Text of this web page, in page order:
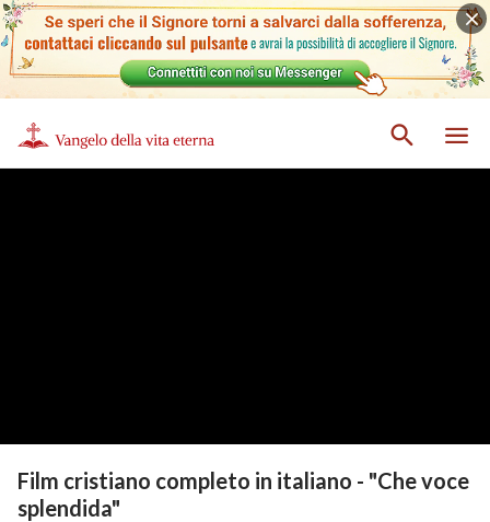
Film cristiano completo in italiano - "Che voce
splendida"